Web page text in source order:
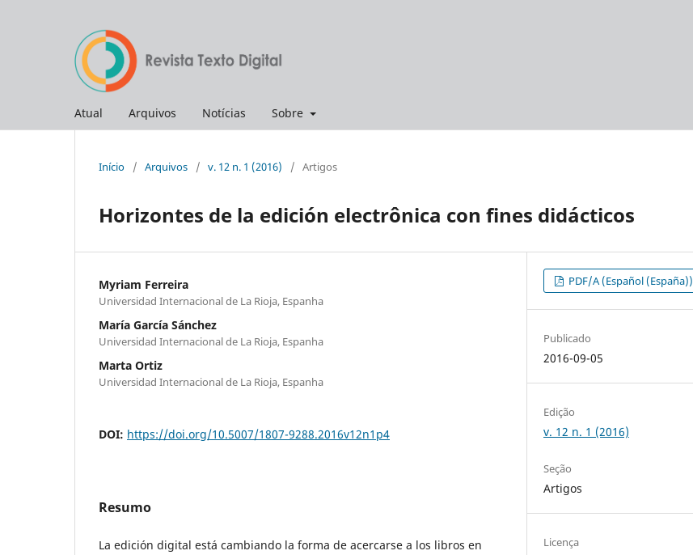
Atual Arquivos Notícias Sobre
Início / Arquivos / v. 12 n. 1 (2016) / Artigos
Horizontes de la edición electrônica con fines didácticos
Myriam Ferreira
Universidad Internacional de La Rioja, Espanha
María García Sánchez
Universidad Internacional de La Rioja, Espanha
Marta Ortiz
Universidad Internacional de La Rioja, Espanha
DOI: https://doi.org/10.5007/1807-9288.2016v12n1p4
Resumo
La edición digital está cambiando la forma de acercarse a los libros en
PDF/A (Español (España))
Publicado
2016-09-05
Edição
v. 12 n. 1 (2016)
Seção
Artigos
Licença